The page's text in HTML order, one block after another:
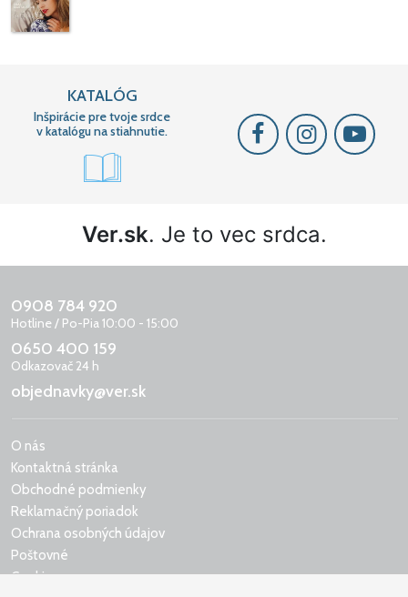
KATALÓG
Inšpirácie pre tvoje srdce
v katalógu na stiahnutie.
Ver.sk. Je to vec srdca.
0908 784 920
Hotline / Po-Pia 10:00 - 15:00
0650 400 159
Odkazovač 24 h
objednavky@ver.sk
O nás
Kontaktná stránka
Obchodné podmienky
Reklamačný poriadok
Ochrana osobných údajov
Poštovné
Cookies